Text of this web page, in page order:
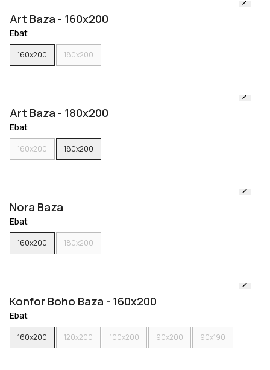
Art Baza - 160x200
Ebat
160x200 180x200
Art Baza - 180x200
Ebat
160x200 180x200
Nora Baza
Ebat
160x200 180x200
Konfor Boho Baza - 160x200
Ebat
160x200 120x200 100x200 90x200 90x190